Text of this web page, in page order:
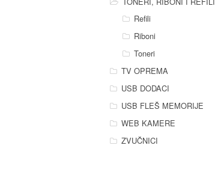
Refili
Riboni
Toneri
TV OPREMA
USB DODACI
USB FLEŠ MEMORIJE
WEB KAMERE
ZVUČNICI